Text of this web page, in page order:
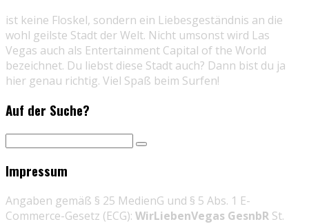
ist keine Floskel, sondern ein Liebesgeständnis an die
wohl geilste Stadt der Welt. Nicht umsonst wird Las
Vegas auch als Entertainment Capital of the World
bezeichnet. Du liebst diese Stadt auch? Dann bist du ja
hier genau richtig. Viel Spaß beim Surfen!
Auf der Suche?
Impressum
Angaben gemäß § 25 MedienG und § 5 Abs. 1 E-
Commerce-Gesetz (ECG): WirLiebenVegas GesnbR St.